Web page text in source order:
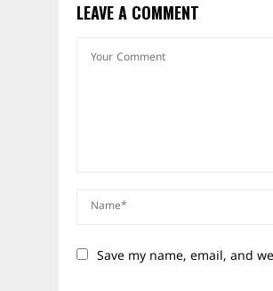
LEAVE A COMMENT
Save my name, email, and